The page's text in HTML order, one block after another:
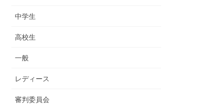
中学生
高校生
一般
レディース
審判委員会